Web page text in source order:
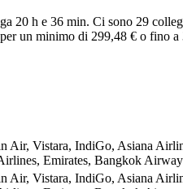
20 h e 36 min. Ci sono 29
un minimo di 299,48 € o fino
Air, Vistara, IndiGo, Asiana
Emirates, Bangkok
Air, Vistara, IndiGo, Asiana